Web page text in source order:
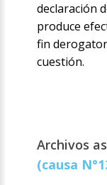
declaración
produce
fin
cuestión.
Archivos
(causa